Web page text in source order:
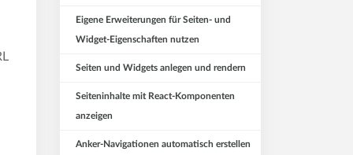
Eigene Erweiterungen für Seiten- und
Widget-Eigenschaften nutzen
Seiten und Widgets anlegen und rendern
Seiteninhalte mit React-Komponenten
anzeigen
Anker-Navigationen automatisch erstellen